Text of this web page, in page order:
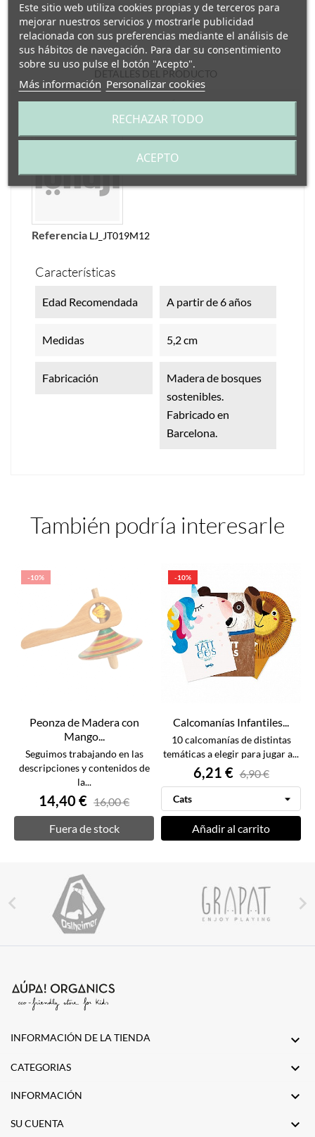
DETALLES DEL PRODUCTO
INFO ENVÍOS
Referencia LJ_JT019M12
Características
Edad Recomendada A partir de 6 años
Medidas 5,2 cm
Fabricación
Madera de bosques
sostenibles.
Fabricado en
Barcelona.
También podría interesarle
-10%
Peonza de Madera con
Mango...
Seguimos trabajando en las
descripciones y contenidos de
la...
14,40 € 16,00 €
Fuera de stock
-10%
Calcomanías Infantiles...
10 calcomanías de distintas
temáticas a elegir para jugar a...
6,21 € 6,90 €
Añadir al carrito
 
INFORMACIÓN DE LA TIENDA 
CATEGORIAS 
INFORMACIÓN 
SU CUENTA 
Este sitio web utiliza cookies propias y de terceros para
mejorar nuestros servicios y mostrarle publicidad
relacionada con sus preferencias mediante el análisis de
sus hábitos de navegación. Para dar su consentimiento
sobre su uso pulse el botón "Acepto".
Más información Personalizar cookies
RECHAZAR TODO
ACEPTO